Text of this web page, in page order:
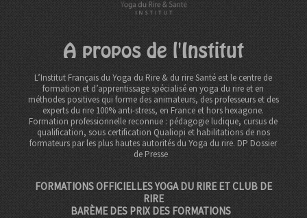
A propos de l'Institut
L’Institut Français du Yoga du Rire & du rire Santé est le centre de
formation et d’apprentissage spécialisé en yoga du rire et en
méthodes positives qui forme des animateurs, des professeurs et des
experts du rire 100% anti-stress, en France et hors hexagone.
Formation professionnelle reconnue : pédagogie ludique, cursus de
qualification, sous certification Qualiopi et habilitations de nos
formateurs par les plus hautes autorités du Yoga du rire. DPDossier
de Presse
FORMATIONS OFFICIELLES YOGA DU RIRE ET CLUB DE
RIRE
BARÈME DES PRIX DES FORMATIONS